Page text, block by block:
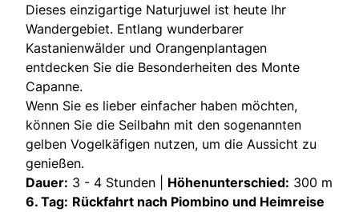
Dieses einzigartige Naturjuwel ist heute Ihr
Wandergebiet. Entlang wunderbarer
Kastanienwälder und Orangenplantagen
entdecken Sie die Besonderheiten des Monte
Capanne.
Wenn Sie es lieber einfacher haben möchten,
können Sie die Seilbahn mit den sogenannten
gelben Vogelkäfigen nutzen, um die Aussicht zu
genießen.
Dauer: 3 - 4 Stunden | Höhenunterschied: 300 m
6. Tag: Rückfahrt nach Piombino und Heimreise